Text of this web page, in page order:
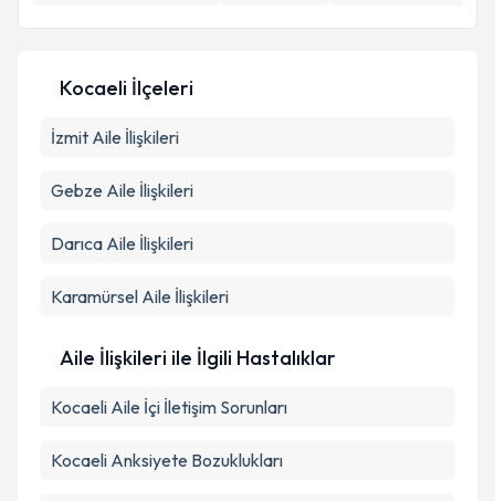
E-posta Adresiniz
Kişisel verilerimin işlenmesine ilişkin
kapsamda işlenmesini kabul ediyorum.
Takvim Talebini Gönder
Kocaeli İlçeleri
İzmit Aile İlişkileri
Gebze Aile İlişkileri
Darıca Aile İlişkileri
Karamürsel Aile İlişkileri
Aile İlişkileri ile İlgili Hastalıklar
Kocaeli Aile İçi İletişim Sorunları
Kocaeli Anksiyete Bozuklukları